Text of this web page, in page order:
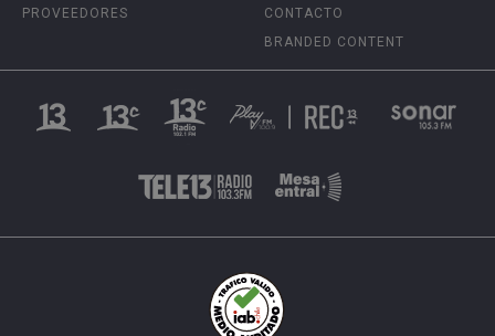
PROVEEDORES
CONTACTO
BRANDED CONTENT